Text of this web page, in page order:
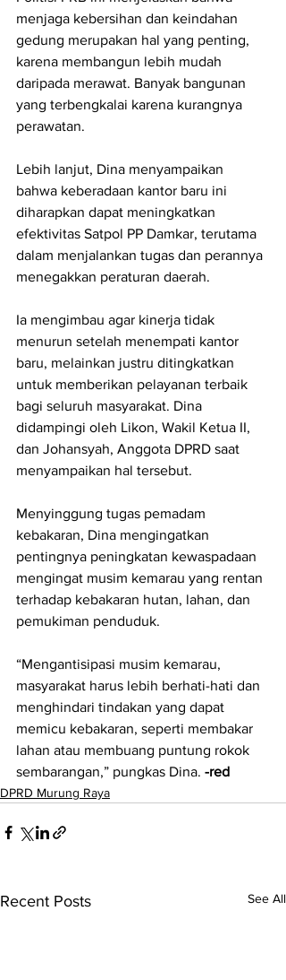
menjaga kebersihan dan keindahan
gedung merupakan hal yang penting,
karena membangun lebih mudah
daripada merawat. Banyak bangunan
yang terbengkalai karena kurangnya
perawatan.
Lebih lanjut, Dina menyampaikan
bahwa keberadaan kantor baru ini
diharapkan dapat meningkatkan
efektivitas Satpol PP Damkar, terutama
dalam menjalankan tugas dan perannya
menegakkan peraturan daerah.
Ia mengimbau agar kinerja tidak
menurun setelah menempati kantor
baru, melainkan justru ditingkatkan
untuk memberikan pelayanan terbaik
bagi seluruh masyarakat. Dina
didampingi oleh Likon, Wakil Ketua II,
dan Johansyah, Anggota DPRD saat
menyampaikan hal tersebut.
Menyinggung tugas pemadam
kebakaran, Dina mengingatkan
pentingnya peningkatan kewaspadaan
mengingat musim kemarau yang rentan
terhadap kebakaran hutan, lahan, dan
pemukiman penduduk.
“Mengantisipasi musim kemarau,
masyarakat harus lebih berhati-hati dan
menghindari tindakan yang dapat
memicu kebakaran, seperti membakar
lahan atau membuang puntung rokok
sembarangan,” pungkas Dina. -red
DPRD Murung Raya
Recent Posts See All